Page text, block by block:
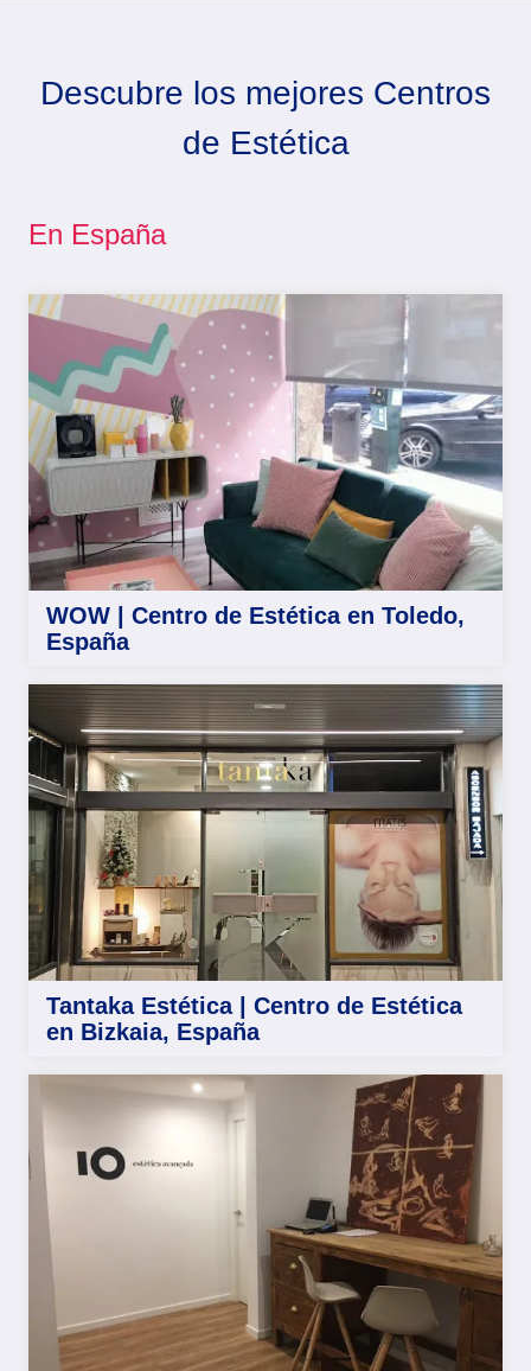
Descubre los mejores Centros
de Estética
En España
WOW | Centro de Estética en Toledo,
España
Tantaka Estética | Centro de Estética
en Bizkaia, España